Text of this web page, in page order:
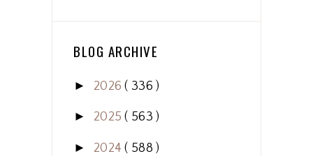
BLOG ARCHIVE
► 2026( 336 )
► 2025( 563 )
► 2024( 588 )